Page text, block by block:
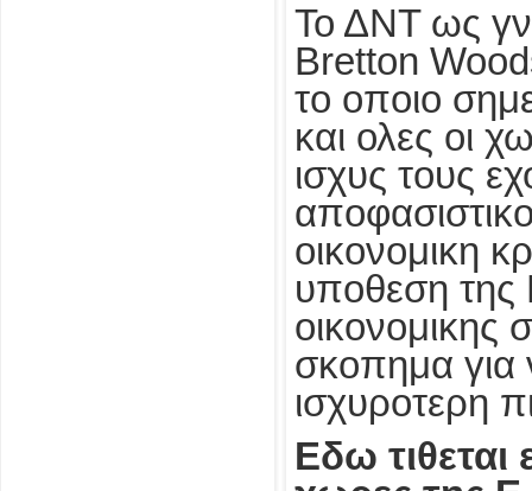
Το ΔΝΤ ως
Bretton
το οποιο
και ολες οι
ισχυς τους
οικονομικη
υποθεση
οικονομικης
σκοπημα για
ισχυροτερη
Εδω